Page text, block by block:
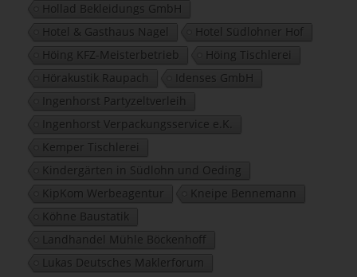
Hollad Bekleidungs GmbH
Hotel & Gasthaus Nagel
Hotel Südlohner Hof
Höing KFZ-Meisterbetrieb
Höing Tischlerei
Hörakustik Raupach
Idenses GmbH
Ingenhorst Partyzeltverleih
Ingenhorst Verpackungsservice e.K.
Kemper Tischlerei
Kindergärten in Südlohn und Oeding
KipKom Werbeagentur
Kneipe Bennemann
Köhne Baustatik
Landhandel Mühle Böckenhoff
Lukas Deutsches Maklerforum